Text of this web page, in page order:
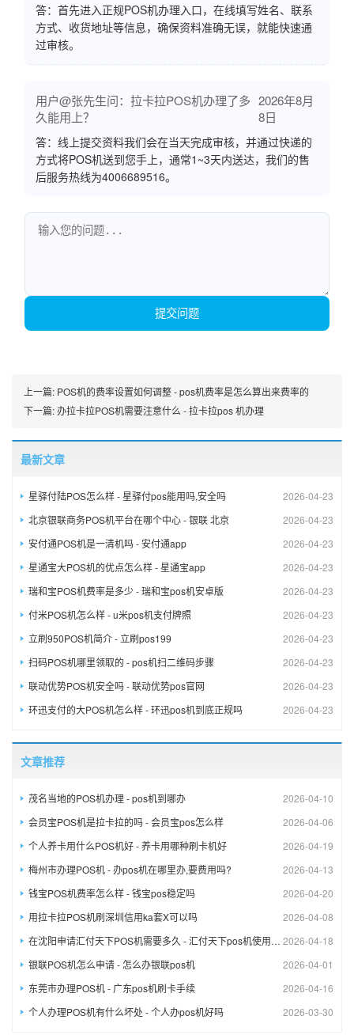
答：首先进入正规POS机办理入口，在线填写姓名、联系
方式、收货地址等信息，确保资料准确无误，就能快速通
过审核。
用户@张先生问：拉卡拉POS机办理了多
久能用上？
2026年8月
8日
答：线上提交资料我们会在当天完成审核，并通过快递的
方式将POS机送到您手上，通常1~3天内送达，我们的售
后服务热线为4006689516。
提交问题
上一篇: POS机的费率设置如何调整 - pos机费率是怎么算出来费率的
下一篇:办拉卡拉POS机需要注意什么 - 拉卡拉pos 机办理
最新文章
2026-04-23
星驿付陆POS怎么样 - 星驿付pos能用吗,安全吗
2026-04-23
北京银联商务POS机平台在哪个中心 - 银联 北京
2026-04-23
安付通POS机是一清机吗 - 安付通app
2026-04-23
星通宝大POS机的优点怎么样 - 星通宝app
2026-04-23
瑞和宝POS机费率是多少 - 瑞和宝pos机安卓版
2026-04-23
付米POS机怎么样 - u米pos机支付牌照
2026-04-23
立刷950POS机简介 - 立刷pos199
2026-04-23
扫码POS机哪里领取的 - pos机扫二维码步骤
2026-04-23
联动优势POS机安全吗 - 联动优势pos官网
2026-04-23
环迅支付的大POS机怎么样 - 环迅pos机到底正规吗
文章推荐
2026-04-10
茂名当地的POS机办理 - pos机到哪办
2026-04-06
会员宝POS机是拉卡拉的吗 - 会员宝pos怎么样
2026-04-19
个人养卡用什么POS机好 - 养卡用哪种刷卡机好
2026-04-13
梅州市办理POS机 - 办pos机在哪里办,要费用吗?
2026-04-20
钱宝POS机费率怎么样 - 钱宝pos稳定吗
2026-04-08
用拉卡拉POS机刷深圳信用ka套X可以吗
2026-04-18
在沈阳申请汇付天下POS机需要多久 - 汇付天下pos机使用方法,视频
2026-04-01
银联POS机怎么申请 - 怎么办银联pos机
2026-04-16
东莞市办理POS机 - 广东pos机刷卡手续
2026-03-30
个人办理POS机有什么坏处 - 个人办pos机好吗